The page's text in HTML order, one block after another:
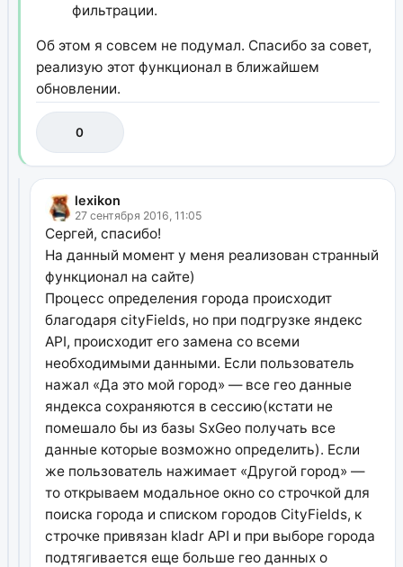
фильтрации.
Об этом я совсем не подумал. Спасибо за совет,
реализую этот функционал в ближайшем
обновлении.
0
lexikon
27 сентября 2016, 11:05
Сергей, спасибо!
На данный момент у меня реализован странный
функционал на сайте)
Процесс определения города происходит
благодаря cityFields, но при подгрузке яндекс
API, происходит его замена со всеми
необходимыми данными. Если пользователь
нажал «Да это мой город» — все гео данные
яндекса сохраняются в сессию(кстати не
помешало бы из базы SxGeo получать все
данные которые возможно определить). Если
же пользователь нажимает «Другой город» —
то открываем модальное окно со строчкой для
поиска города и списком городов CityFields, к
строчке привязан kladr API и при выборе города
подтягивается еще больше гео данных о